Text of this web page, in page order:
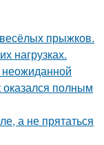
прыжков.
нагрузках.
неожиданной
оказался полным
а не прятаться